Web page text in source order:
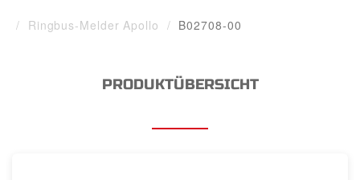
Ringbus-Melder Apollo B02708-00
PRODUKTÜBERSICHT